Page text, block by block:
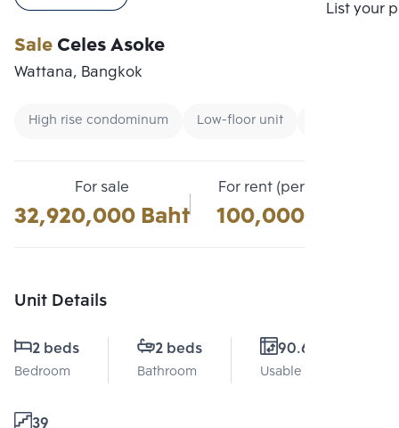
List your
SaleCeles Asoke
Wattana, Bangkok
High rise condominum Low-floor unit
For sale
32,920,000 Baht
For rent (per month)
100,000 Baht
Unit Details
2 beds
Bedroom
2 beds
Bathroom
90.63 Sq.m.
Usable area